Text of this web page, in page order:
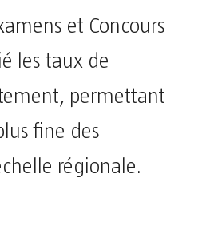
et Concours
les taux de
permettant
fine des
régionale.